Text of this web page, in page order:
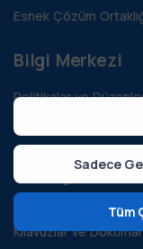
Esnek Çözüm
Bilgi Merkezi
Politikalar ve
Sürdürülebilirlik ve
Tüm Bloglar
Vaka İncelemeleri
Kılavuzlar ve
Sadece
Tüm